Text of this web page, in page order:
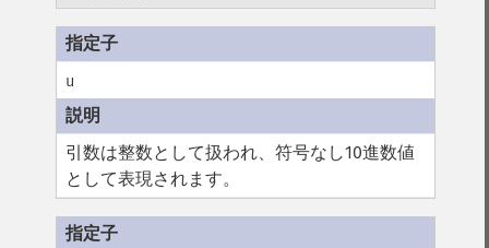
u
引数は整数として扱われ、符号なし10進数値
として表現されます。